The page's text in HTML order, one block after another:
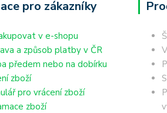
pro zákazníky
v e-shopu
a způsob platby v ČR
předem nebo na dobírku
zboží
pro vrácení zboží
zboží